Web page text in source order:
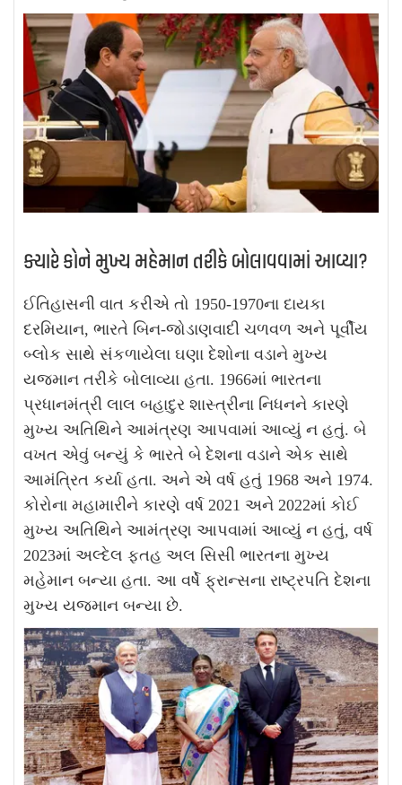
ક્યારે કોને મુખ્ય મહેમાન તરીકે બોલાવવામાં આવ્યા?
ઈતિહાસની વાત કરીએ તો 1950-1970ના દાયકા
દરમિયાન, ભારતે બિન-જોડાણવાદી ચળવળ અને પૂર્વીય
બ્લોક સાથે સંકળાયેલા ઘણા દેશોના વડાને મુખ્ય
યજમાન તરીકે બોલાવ્યા હતા. 1966માં ભારતના
પ્રધાનમંત્રી લાલ બહાદુર શાસ્ત્રીના નિધનને કારણે
મુખ્ય અતિથિને આમંત્રણ આપવામાં આવ્યું ન હતું. બે
વખત એવું બન્યું કે ભારતે બે દેશના વડાને એક સાથે
આમંત્રિત કર્યા હતા. અને એ વર્ષ હતું 1968 અને 1974.
કોરોના મહામારીને કારણે વર્ષ 2021 અને 2022માં કોઈ
મુખ્ય અતિથિને આમંત્રણ આપવામાં આવ્યું ન હતું, વર્ષ
2023માં અલ્દેલ ફતહ અલ સિસી ભારતના મુખ્ય
મહેમાન બન્યા હતા. આ વર્ષે ફ્રાન્સના રાષ્ટ્રપતિ દેશના
મુખ્ય યજમાન બન્યા છે.